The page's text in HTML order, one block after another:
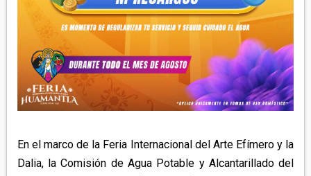
ZITLALTEPEC
TERRENATE
TLAXCO
XALOZTOC
CHIAUTEMPAN
CONTLA
PANOTLA
SAN PABLO DEL MONTE
REGIÓN PONIENTE
CALPULALPAN
HUEYOTLIPAN
NANACAMILPA
En el marco de la Feria Internacional del Arte Efímero y la
Dalia, la Comisión de Agua Potable y Alcantarillado del